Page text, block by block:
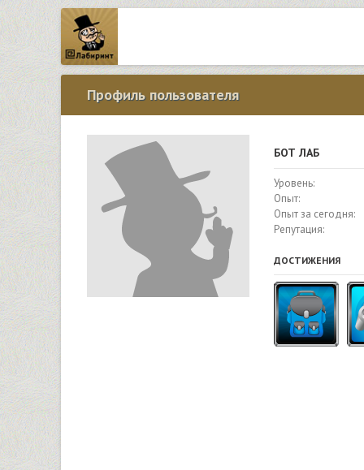
Профиль пользователя
БОТ ЛАБ
Уровень:
Опыт:
Опыт за сегодня:
Репутация:
ДОСТИЖЕНИЯ